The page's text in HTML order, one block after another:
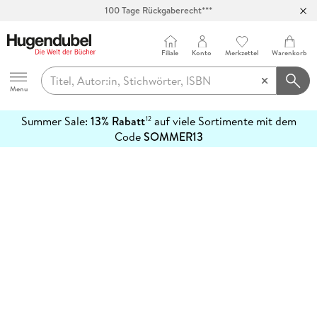
100 Tage Rückgaberecht***
Hugendubel
Menu
Filiale Konto Merkzettel Warenkorb
Summer Sale: 13% Rabatt12auf viele Sortimente mit dem
CodeSOMMER13
erfahren